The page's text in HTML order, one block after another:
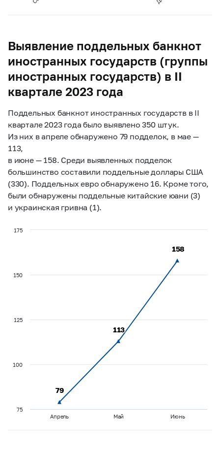
Выявление поддельных банкнот
иностранных государств (группы
иностранных государств) в II
квартале 2023 года
Поддельных банкнот иностранных государств в II
квартале 2023 года было выявлено 350 штук.
Из них в апреле обнаружено 79 подделок, в мае —
113,
в июне — 158. Среди выявленных подделок
большинство составили поддельные доллары США
(330). Поддельных евро обнаружено 16. Кроме того,
были обнаружены поддельные китайские юани (3)
и украинская гривна (1).
79
79
113
113
158
158
Апрель Май Июнь
75
100
125
150
175